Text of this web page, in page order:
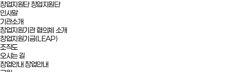
창업지원단창업지원단
인사말
기관소개
창업지원기관 협의체 소개
창업지원기금(LEAP)
조직도
오시는 길
창업안내창업안내